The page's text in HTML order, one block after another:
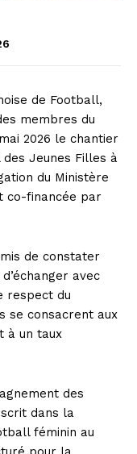
de Football,
membres du
2026 le chantier
Jeunes Filles à
du Ministère
co-financée par
de constater
avec
respect du
se consacrent aux
à un taux
des
dans la
féminin au